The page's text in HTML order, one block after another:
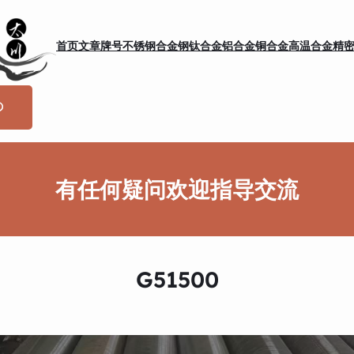
首页文章牌号不锈钢合金钢钛合金铝合金铜合金高温合金精
有任何疑问欢迎指导交流
G51500